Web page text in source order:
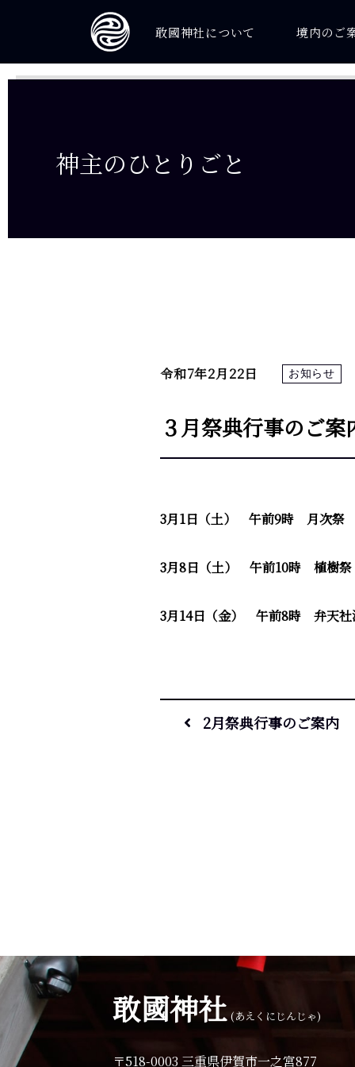
敢國神社について 境内のご
神主のひとりごと
３月祭典行事のご案
令和7年2月22日 お知らせ
3月1日（土） 午前9時 月次祭
3月8日（土） 午前10時 植樹祭
3月14日（金） 午前8時 弁天社
2月祭典行事のご案内
敢國神社 (あえくにじんじゃ)
〒518-0003 三重県伊賀市一之宮877